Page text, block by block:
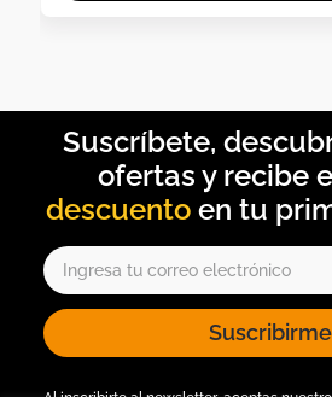
descuento
Suscribirme
Al inscribirte al newsletter, aceptas